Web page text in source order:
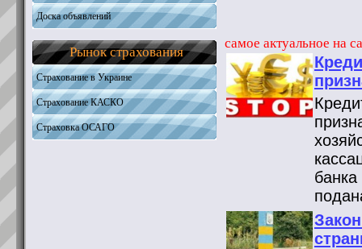
Доска объявлений
Рынок страхования
Страхование в Украине
Страхование КАСКО
Страховка ОСАГО
самое актуальное на